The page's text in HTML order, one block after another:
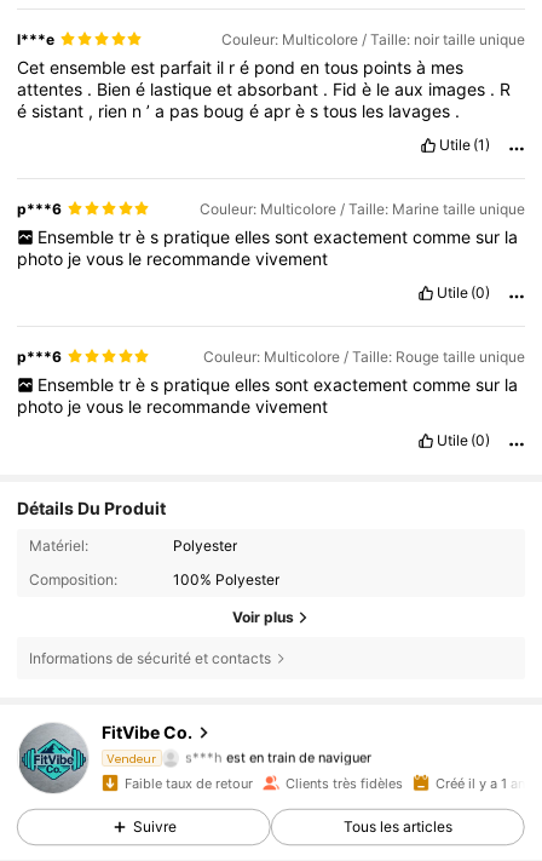
l***e Couleur: Multicolore / Taille: noir taille unique
Cetensembleest parfait il ré pondentous pointsà mes
attentes . Biené lastiqueetabsorbant . Fidè leaux images . R
ésistant , rien n’a pas bougéaprèstous les lavages .
Utile (1)
p***6 Couleur: Multicolore / Taille: Marine taille unique
Ensemble tr è s pratique elles sont exactement comme sur la
photo jevous le recommandevivement
Utile (0)
p***6 Couleur: Multicolore / Taille: Rouge taille unique
Ensemble tr è s pratique elles sont exactement comme sur la
photo jevous le recommandevivement
Utile (0)
Détails Du Produit
Matériel:
Polyester
Composition:
100% Polyester
Voir plus
Informations de sécurité et contacts
FitVibe Co.
Vendeur
4,92
s***h est en train de naviguer
4,92
684 Suiveurs
Faible taux de retour Clients très fidèles Créé il y a 1 an
Suivre Tous les articles